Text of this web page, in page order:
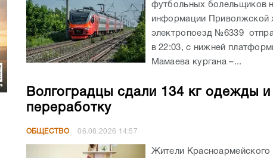
футбольных болельщиков
информации Приволжской
электропоезд №6339
в 22:03, с нижней
Мамаева кургана –...
Волгоградцы сдали 134 кг одежды
переработку
ОБЩЕСТВО 06.08.2026 14:57
Жители Красноармейского